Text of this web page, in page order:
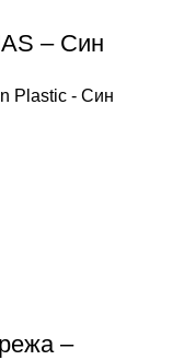
– Син
Plastic - Син
–